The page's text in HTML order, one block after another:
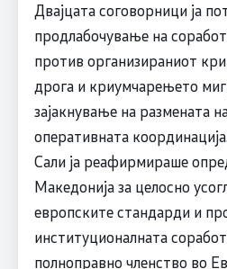
Двајцата соговорници ја
продлабочување на
против организираниот
дрога и криумчарењето
зајакнување на размената
оперативната
Сали ја реафирмираше
Македонија за целосно
европските стандарди и
институционалната
полноправно членство во